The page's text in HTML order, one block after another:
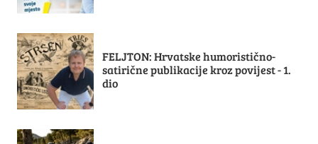
FELJTON: Hrvatske humoristično-
satirične publikacije kroz povijest - 1.
dio